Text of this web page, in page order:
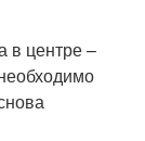
в центре –